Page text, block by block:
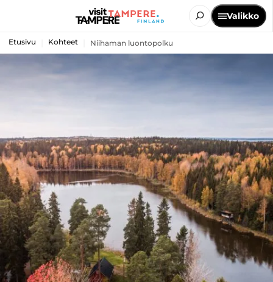
Valikko
Etusivu Kohteet Niihaman luontopolku